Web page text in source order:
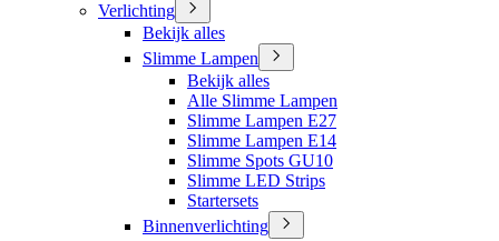
Verlichting
Bekijk alles
Slimme Lampen
Bekijk alles
Alle Slimme Lampen
Slimme Lampen E27
Slimme Lampen E14
Slimme Spots GU10
Slimme LED Strips
Startersets
Binnenverlichting